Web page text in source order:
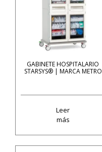
GABINETE HOSPITALARIO
STARSYS® | MARCA METRO
Leer
más